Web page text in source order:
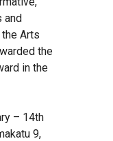
and
Arts
the
in the
– 14th
9,